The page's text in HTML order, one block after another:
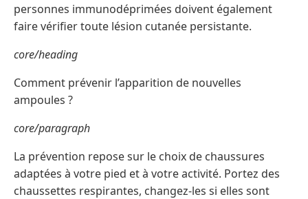
personnes immunodéprimées doivent également
faire vérifier toute lésion cutanée persistante.
core/heading
Comment prévenir l’apparition de nouvelles
ampoules ?
core/paragraph
La prévention repose sur le choix de chaussures
adaptées à votre pied et à votre activité. Portez des
chaussettes respirantes, changez-les si elles sont